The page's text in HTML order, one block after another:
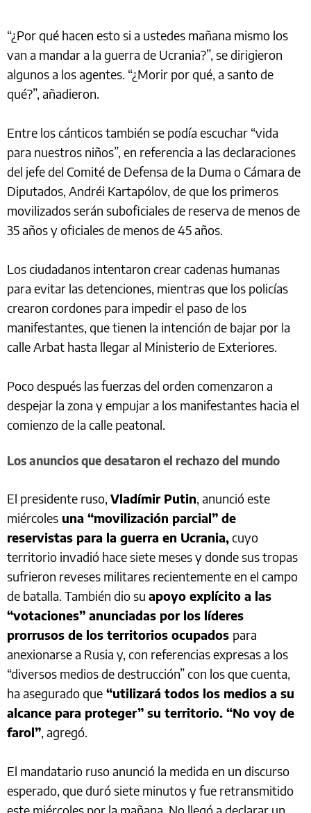
“¿Por qué hacen esto si a ustedes mañana mismo los
van a mandar a la guerra de Ucrania?”, se dirigieron
algunos a los agentes. “¿Morir por qué, a santo de
qué?”, añadieron.
Entre los cánticos también se podía escuchar “vida
para nuestros niños”, en referencia a las declaraciones
del jefe del Comité de Defensa de la Duma o Cámara de
Diputados, Andréi Kartapólov, de que los primeros
movilizados serán suboficiales de reserva de menos de
35 años y oficiales de menos de 45 años.
Los ciudadanos intentaron crear cadenas humanas
para evitar las detenciones, mientras que los policías
crearon cordones para impedir el paso de los
manifestantes, que tienen la intención de bajar por la
calle Arbat hasta llegar al Ministerio de Exteriores.
Poco después las fuerzas del orden comenzaron a
despejar la zona y empujar a los manifestantes hacia el
comienzo de la calle peatonal.
Los anuncios que desataron el rechazo del mundo
El presidente ruso, Vladímir Putin, anunció este
miércoles una “movilización parcial” de
reservistas para la guerra en Ucrania,cuyo
territorio invadió hace siete meses y donde sus tropas
sufrieron reveses militares recientemente en el campo
de batalla. También dio su apoyo explícito a las
“votaciones” anunciadas por los líderes
prorrusos de los territorios ocupados para
anexionarse a Rusia y, con referencias expresas a los
“diversos medios de destrucción” con los que cuenta,
ha asegurado que “utilizará todos los medios a su
alcance para proteger” su territorio. “No voy de
farol”, agregó.
El mandatario ruso anunció la medida en un discurso
esperado, que duró siete minutos y fue retransmitido